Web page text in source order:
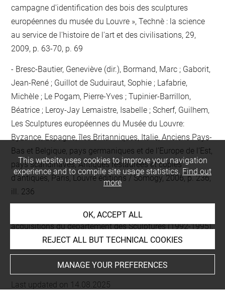
campagne d'identification des bois des sculptures
européennes du musée du Louvre », Technè : la science
au service de l'histoire de l'art et des civilisations, 29,
2009, p. 63-70, p. 69
Bresc-Bautier, Geneviève (dir.), Bormand, Marc ; Gaborit,
Jean-René ; Guillot de Suduiraut, Sophie ; Lafabrie,
Michèle ; Le Pogam, Pierre-Yves ; Tupinier-Barrillon,
Béatrice ; Leroy-Jay Lemaistre, Isabelle ; Scherf, Guilhem,
Les Sculptures européennes du Musée du Louvre:
Byzance, Espagne, îles Britanniques, Italie, Anciens Pays-
Bas et Belgique, pays germaniques et de l’Europe de l’Est,
pays scandinaves, Antiques restaurées et copies
d’antiques, Paris, Louvre éditions / Somogy, 2006, p. 236,
ill. 236
Gaborit, Jean-René (dir.), Musée du Louvre. Nouvelles
acquisitions du département des Sculptures (1992-1995),
Paris, 1996, p. 38-40, n° 9
Last updated on 14.08.2025
This website uses cookies to improve your navigation
experience and to compile site usage statistics. Find out
more
OK, ACCEPT ALL
REJECT ALL BUT TECHNICAL COOKIES
MANAGE YOUR PREFERENCES